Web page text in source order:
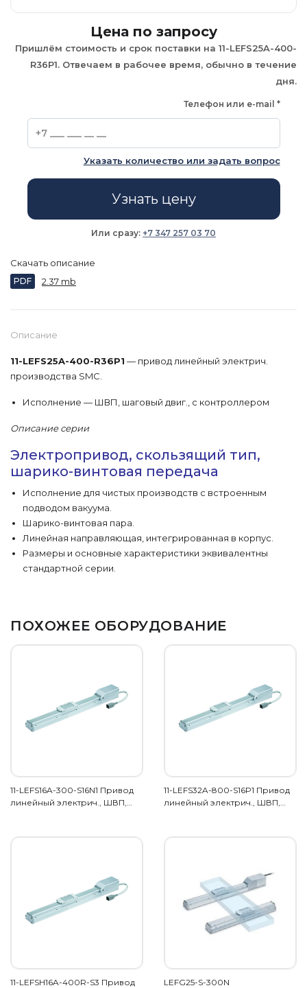
Описание
11-LEFS25A-400-R36P1 — привод линейный электрич.
производства SMC.
Исполнение — ШВП, шаговый двиг., с контроллером
Описание серии
Электропривод, скользящий тип,
шарико-винтовая передача
Исполнение для чистых производств с встроенным
подводом вакуума.
Шарико-винтовая пара.
Линейная направляющая, интегрированная в корпус.
Размеры и основные характеристики эквивалентны
стандартной серии.
Цена по запросу
Пришлём стоимость и срок поставки на 11-LEFS25A-400-
R36P1. Отвечаем в рабочее время, обычно в течение
дня.
Телефон или e-mail *
Указать количество или задать вопрос
Узнать цену
Или сразу: +7 347 257 03 70
Скачать описание
PDF 2.37 mb
ПОХОЖЕЕ ОБОРУДОВАНИЕ
11-LEFS16A-300-S16N1 Привод
линейный электрич., ШВП,…
11-LEFS32A-800-S16P1 Привод
линейный электрич., ШВП,…
11-LEFSH16A-400R-S3 Привод
LEFG25-S-300N